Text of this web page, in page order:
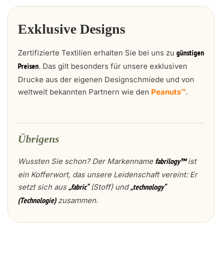
Exklusive Designs
Zertifizierte Textilien erhalten Sie bei uns zu günstigen
Preisen. Das gilt besonders für unsere exklusiven
Drucke aus der eigenen Designschmiede und von
weltweit bekannten Partnern wie den Peanuts™.
Übrigens
Wussten Sie schon? Der Markenname fabrilogy™ist
ein Kofferwort, das unsere Leidenschaft vereint: Er
setzt sich aus„fabric“(Stoff) und„technology“
(Technologie)zusammen.